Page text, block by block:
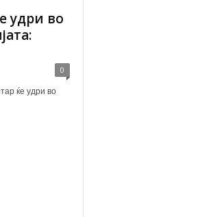
удри во
0
ќе удри во